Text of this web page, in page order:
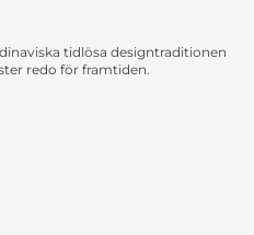
tidlösa designtraditionen
redo för framtiden.